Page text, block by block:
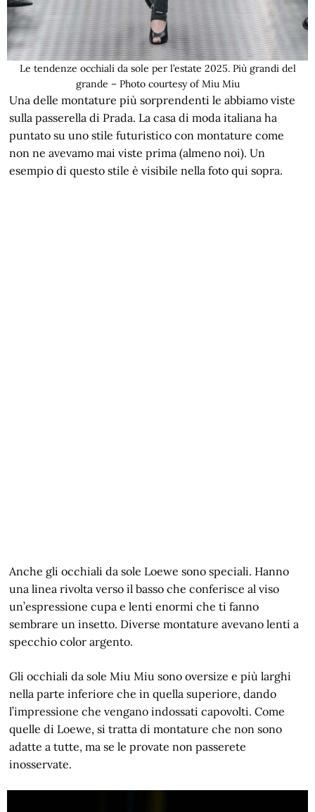
Le tendenze occhiali da sole per l’estate 2025. Più grandi del
grande – Photo courtesy of Miu Miu
Una delle montature più sorprendenti le abbiamo viste
sulla passerella di Prada. La casa di moda italiana ha
puntato su uno stile futuristico con montature come
non ne avevamo mai viste prima (almeno noi). Un
esempio di questo stile è visibile nella foto qui sopra.
Anche gli occhiali da sole Loewe sono speciali. Hanno
una linea rivolta verso il basso che conferisce al viso
un’espressione cupa e lenti enormi che ti fanno
sembrare un insetto. Diverse montature avevano lenti a
specchio color argento.
Gli occhiali da sole Miu Miu sono oversize e più larghi
nella parte inferiore che in quella superiore, dando
l’impressione che vengano indossati capovolti. Come
quelle di Loewe, si tratta di montature che non sono
adatte a tutte, ma se le provate non passerete
inosservate.